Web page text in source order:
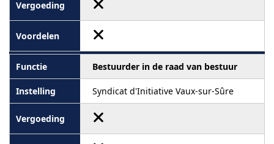
Bestuurder in de raad van bestuur
Syndicat d'Initiative Vaux-sur-Sûre